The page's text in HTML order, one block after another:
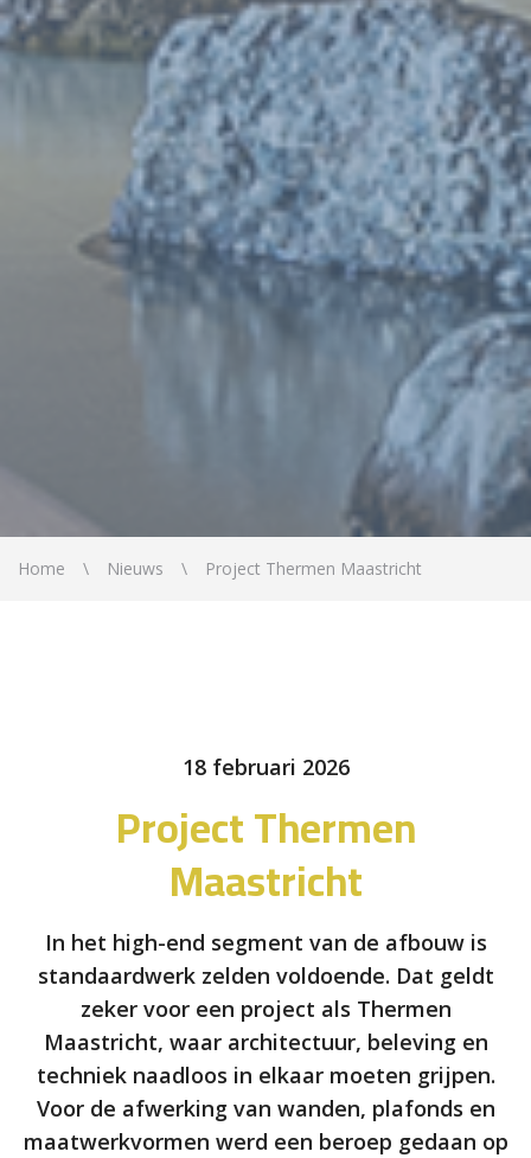
Home Nieuws Project Thermen Maastricht
18 februari 2026
Project Thermen
Maastricht
In het high-end segment van de afbouw is
standaardwerk zelden voldoende. Dat geldt
zeker voor een project als Thermen
Maastricht, waar architectuur, beleving en
techniek naadloos in elkaar moeten grijpen.
Voor de afwerking van wanden, plafonds en
maatwerkvormen werd een beroep gedaan op